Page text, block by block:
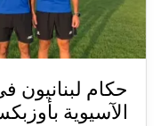
حكام لبنانيون
الآسيوية